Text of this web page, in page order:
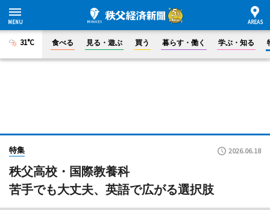
31°C 食べる 見る・遊ぶ 買う 暮らす・働く 学ぶ・知る
特集 2026.06.18
秩父高校・国際教養科
苦手でも大丈夫、英語で広がる選択肢